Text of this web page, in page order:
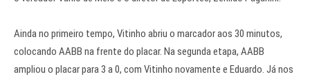
Ainda no primeiro tempo, Vitinho abriu o marcador aos 30 minutos,
colocando AABB na frente do placar. Na segunda etapa, AABB
ampliou o placar para 3 a 0, com Vitinho novamente e Eduardo. Já nos